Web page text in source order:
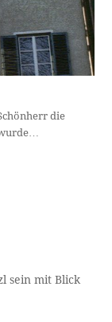
die
sein mit Blick